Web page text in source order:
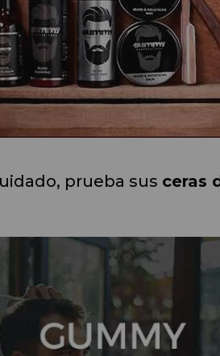
prueba sus ceras